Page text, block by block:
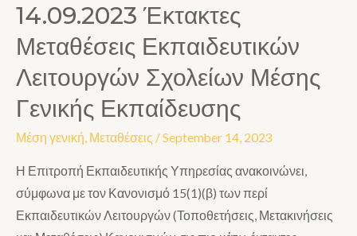
14.09.2023 Έκτακτες
Μεταθέσεις Εκπαιδευτικών
Λειτουργών Σχολείων Μέσης
Γενικής Εκπαίδευσης
Μέση γενική, Μεταθέσεις /September 14, 2023
Η Επιτροπή Εκπαιδευτικής Υπηρεσίας ανακοινώνει,
σύμφωνα με τον Κανονισμό 15(1)(β) των περί
Εκπαιδευτικών Λειτουργών (Τοποθετήσεις, Μετακινήσεις